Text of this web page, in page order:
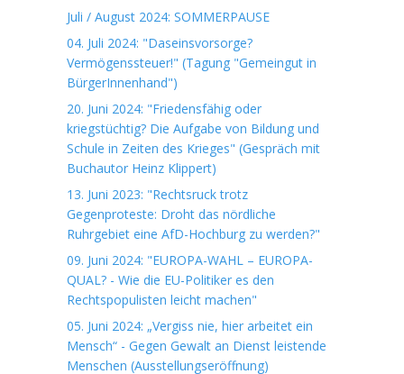
Juli / August 2024: SOMMERPAUSE
04. Juli 2024: "Daseinsvorsorge?
Vermögenssteuer!" (Tagung "Gemeingut in
BürgerInnenhand")
20. Juni 2024: "Friedensfähig oder
kriegstüchtig? Die Aufgabe von Bildung und
Schule in Zeiten des Krieges" (Gespräch mit
Buchautor Heinz Klippert)
13. Juni 2023: "Rechtsruck trotz
Gegenproteste: Droht das nördliche
Ruhrgebiet eine AfD-Hochburg zu werden?"
09. Juni 2024: "EUROPA-WAHL – EUROPA-
QUAL? - Wie die EU-Politiker es den
Rechtspopulisten leicht machen"
05. Juni 2024: „Vergiss nie, hier arbeitet ein
Mensch“ - Gegen Gewalt an Dienst leistende
Menschen (Ausstellungseröffnung)